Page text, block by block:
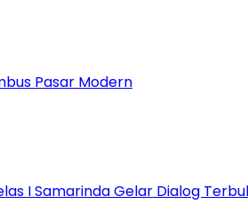
Pasar Modern
I Samarinda Gelar Dialog